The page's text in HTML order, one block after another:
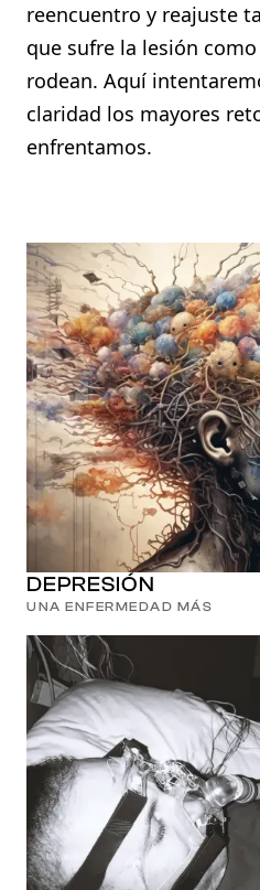
reencuentro y reajuste
que sufre la lesión
rodean. Aquí
claridad los mayores
enfrentamos.
DEPRESIÓN
UNA ENFERMEDAD MÁS